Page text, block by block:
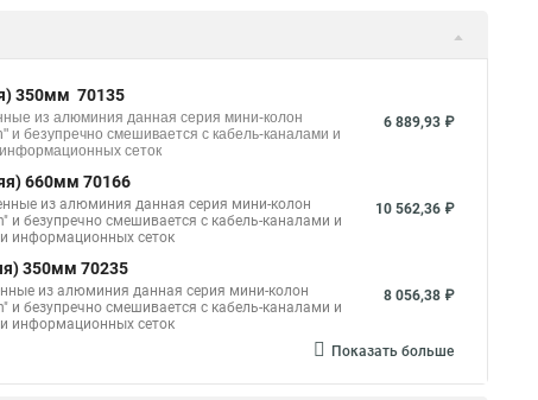
350мм 70135
из алюминия данная серия мини-колон
безупречно смешивается с кабель-каналами и
информационных сеток
6 889,93 ₽
660мм 70166
из алюминия данная серия мини-колон
безупречно смешивается с кабель-каналами и
информационных сеток
10 562,36 ₽
350мм 70235
из алюминия данная серия мини-колон
безупречно смешивается с кабель-каналами и
информационных сеток
8 056,38 ₽
Показать больше